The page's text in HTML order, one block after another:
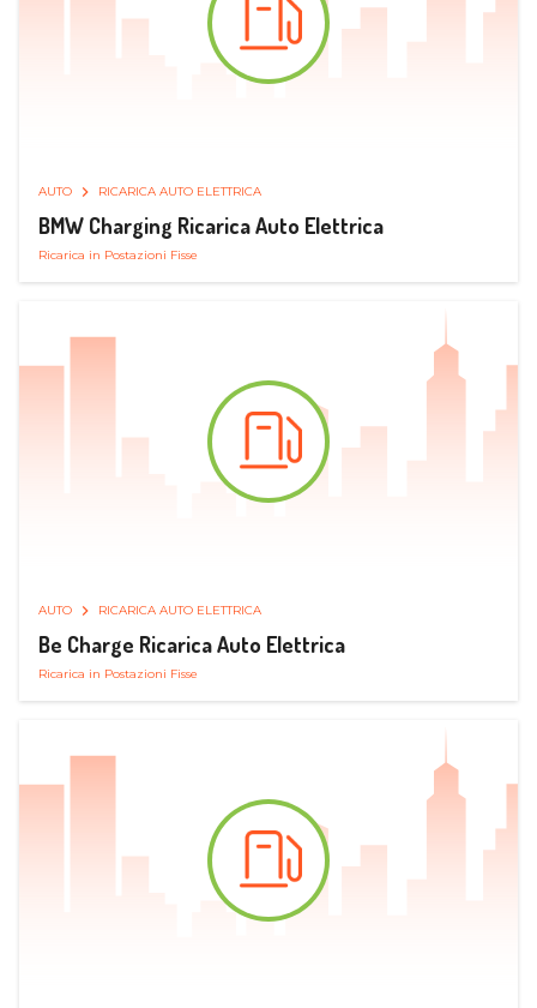
AUTO RICARICA AUTO ELETTRICA
BMW Charging Ricarica Auto Elettrica
Ricarica in Postazioni Fisse
AUTO RICARICA AUTO ELETTRICA
Be Charge Ricarica Auto Elettrica
Ricarica in Postazioni Fisse